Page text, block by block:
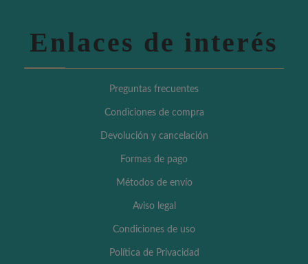
Enlaces de interés
Preguntas frecuentes
Condiciones de compra
Devolución y cancelación
Formas de pago
Métodos de envío
Aviso legal
Condiciones de uso
Política de Privacidad